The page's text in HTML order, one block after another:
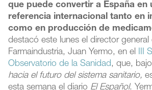
que puede convertir a España en
referencia internacional tanto en
como en producción de
destacó este lunes el director general
Farmaindustria, Juan Yermo, en el III
Observatorio de la Sanidad, que,
hacia el futuro del sistema sanitario,
esta semana el diario El Español.